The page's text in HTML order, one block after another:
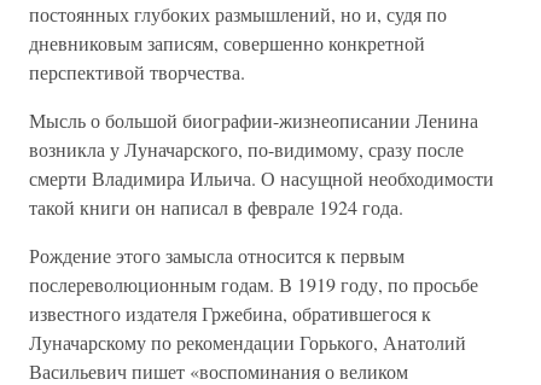
постоянных глубоких размышлений, но и, судя по
дневниковым записям, совершенно конкретной
перспективой творчества.
Мысль о большой биографии-жизнеописании Ленина
возникла у Луначарского, по-видимому, сразу после
смерти Владимира Ильича. О насущной необходимости
такой книги он написал в феврале 1924 года.
Рождение этого замысла относится к первым
послереволюционным годам. В 1919 году, по просьбе
известного издателя Гржебина, обратившегося к
Луначарскому по рекомендации Горького, Анатолий
Васильевич пишет «воспоминания о великом